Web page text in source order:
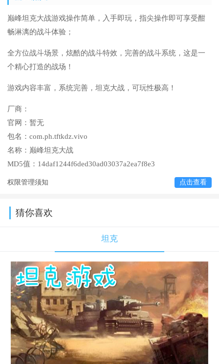
巅峰坦克大战游戏操作简单，入手即玩，指尖操作即可享受酣
畅淋漓的战斗体验；
全方位战斗场景，炫酷的战斗特效，完善的战斗系统，这是一
个精心打造的战场！
游戏内容丰富，系统完善，坦克大战，可玩性极高！
厂商：
官网： 暂无
包名： com.ph.tftkdz.vivo
名称： 巅峰坦克大战
MD5值： 14daf1244f6ded30ad03037a2ea7f8e3
权限管理须知 点击查看
猜你喜欢
坦克